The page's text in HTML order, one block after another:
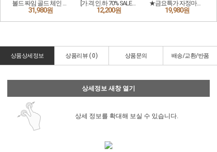
상품상세정보 상품리뷰 (0) 상품문의 배송/교환/반품
상세정보 새창 열기
상세 정보를 확대해 보실 수 있습니다.